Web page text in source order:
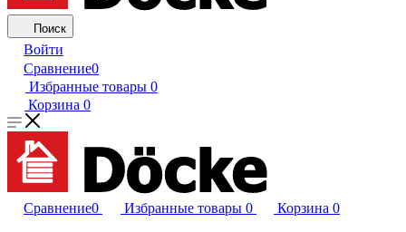
Поиск
Войти
Сравнение0
Избранные товары 0
Корзина 0
Сравнение0 Избранные товары 0 Корзина 0